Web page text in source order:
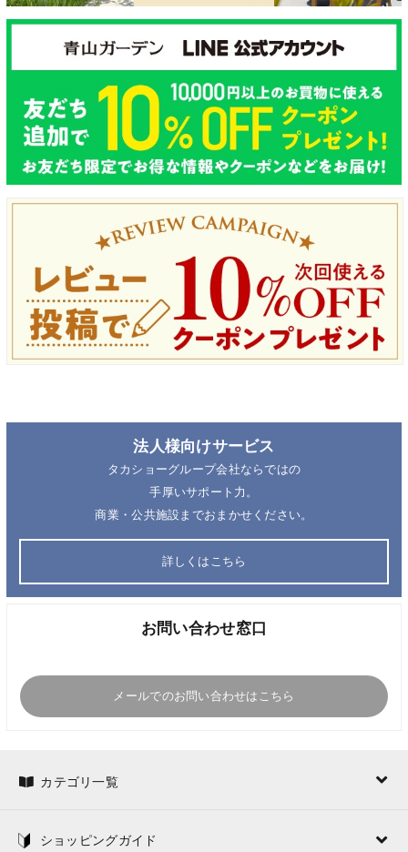
法人様向けサービス
タカショーグループ会社ならではの
手厚いサポート力。
商業・公共施設までおまかせください。
詳しくはこちら
お問い合わせ窓口
メールでのお問い合わせはこちら
カテゴリ一覧
ショッピングガイド